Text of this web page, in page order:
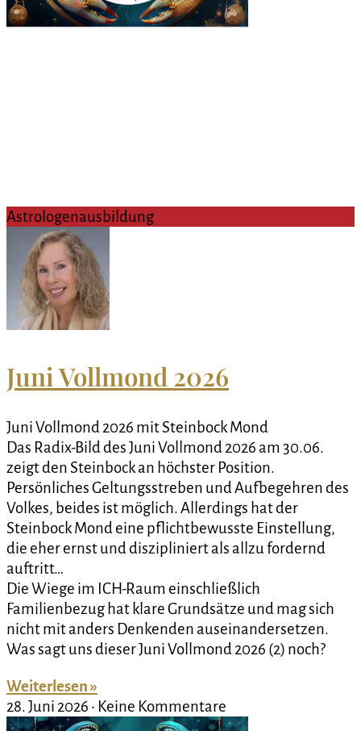
Astrologenausbildung
Juni Vollmond 2026
Juni Vollmond 2026 mit Steinbock Mond
Das Radix-Bild des Juni Vollmond 2026 am 30.06.
zeigt den Steinbock an höchster Position.
Persönliches Geltungsstreben und Aufbegehren des
Volkes, beides ist möglich. Allerdings hat der
Steinbock Mond eine pflichtbewusste Einstellung,
die eher ernst und diszipliniert als allzu fordernd
auftritt…
Die Wiege im ICH-Raum einschließlich
Familienbezug hat klare Grundsätze und mag sich
nicht mit anders Denkenden auseinandersetzen.
Was sagt uns dieser Juni Vollmond 2026 (2) noch?
Weiterlesen »
28. Juni 2026
Keine Kommentare